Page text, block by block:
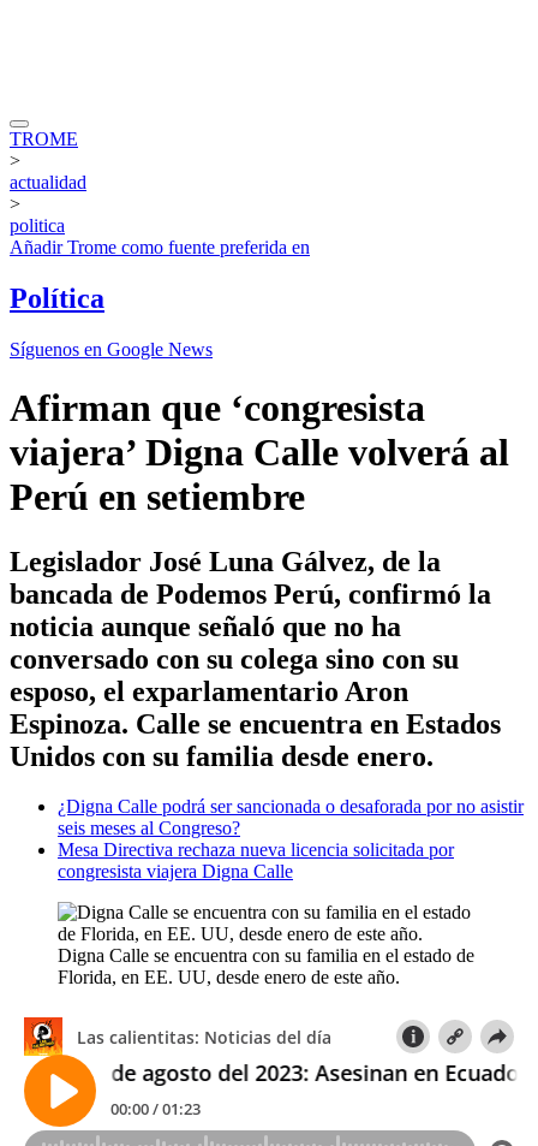
TROME
>
actualidad
>
politica
AñadirTrome como fuente preferida en
Política
Síguenos en Google News
Afirman que ‘congresista
viajera’ Digna Calle volverá al
Perú en setiembre
Legislador José Luna Gálvez, de la
bancada de Podemos Perú, confirmó la
noticia aunque señaló que no ha
conversado con su colega sino con su
esposo, el exparlamentario Aron
Espinoza. Calle se encuentra en Estados
Unidos con su familia desde enero.
¿Digna Calle podrá ser sancionada o desaforada por no asistir
seis meses al Congreso?
Mesa Directiva rechaza nueva licencia solicitada por
congresista viajera Digna Calle
Digna Calle se encuentra con su familia en el estado de
Florida, en EE. UU, desde enero de este año.